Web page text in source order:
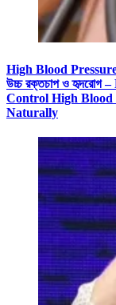
High Blood Pressure:
উচ্চ রক্তচাপ ও
Control High Blood
Naturally